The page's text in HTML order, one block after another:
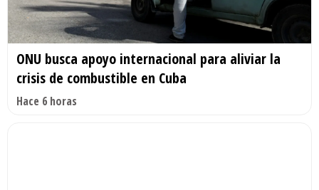
ONU busca apoyo internacional para aliviar la
crisis de combustible en Cuba
Hace 6 horas